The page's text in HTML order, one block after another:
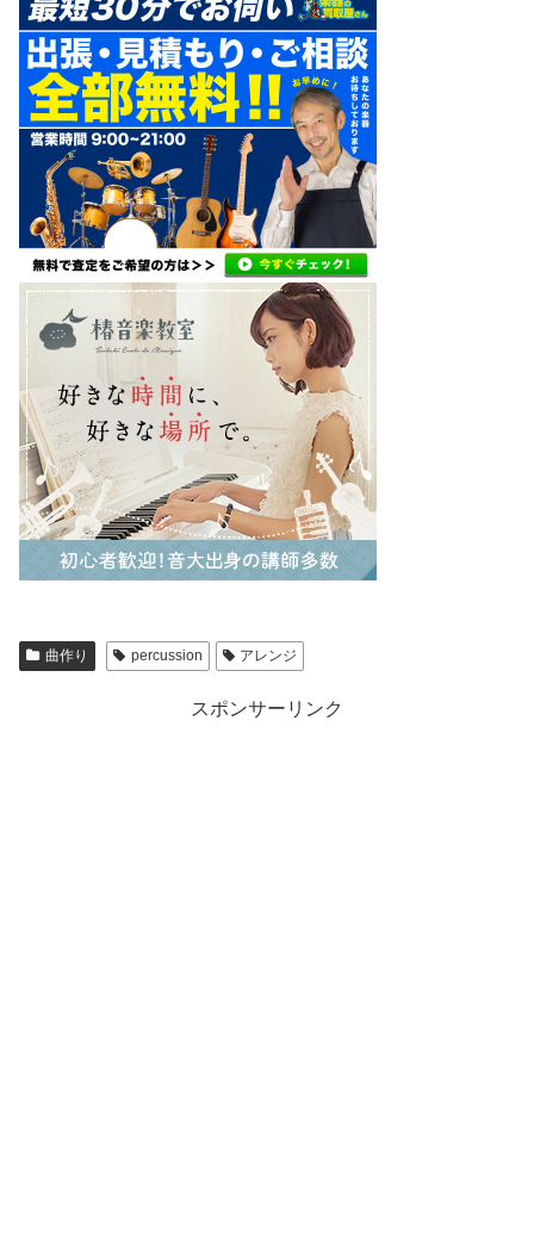
曲作り percussion アレンジ
スポンサーリンク